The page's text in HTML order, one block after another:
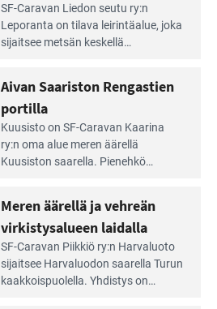
SF-Caravan Liedon seutu ry:n
Leporanta on tilava leirintäalue, joka
sijaitsee metsän kes­kellä
tarjoaa ympäris­töineen kauniit
maisemat ja loistavat virkistäytymis­
mahdollisuudet.
Aivan Saariston Rengastien
portilla
Kuusisto on SF-Caravan Kaarina
ry:n oma alue meren äärellä
Kuusiston saarella. Pie­nehkö
Meren äärellä ja vehreän
virkistysalueen laidalla
SF-Caravan Piikkiö ry:n Harvaluoto
sijait­see Harvaluodon saarella Turun
kaakkois­puolella. Yhdistys on